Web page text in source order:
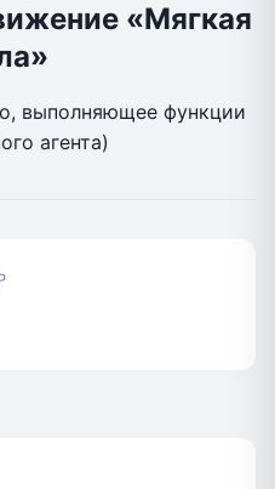
«Мягкая
выполняющее функции
агента)